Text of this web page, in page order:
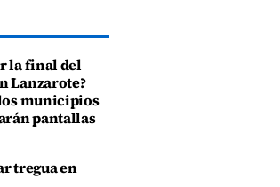
la final del
Lanzarote?
municipios
pantallas
tregua en